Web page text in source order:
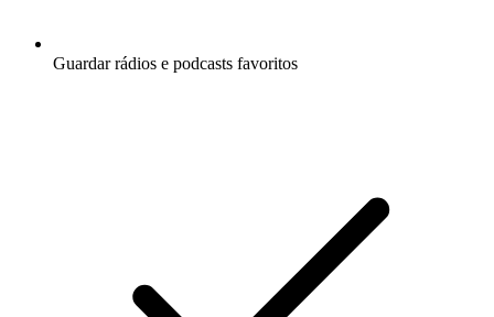
Guardar rádios e podcasts favoritos